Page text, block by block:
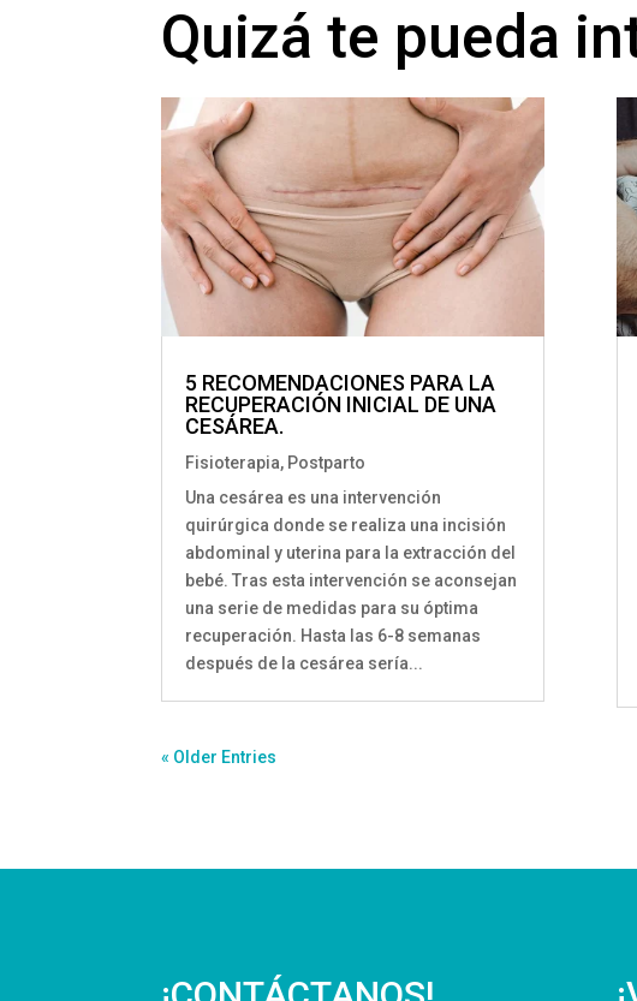
Quizá te pueda
5 RECOMENDACIONES PARA LA
RECUPERACIÓN INICIAL DE UNA
CESÁREA.
Fisioterapia, Postparto
Una cesárea es una intervención
quirúrgica donde se realiza una incisión
abdominal y uterina para la extracción del
bebé. Tras esta intervención se aconsejan
una serie de medidas para su óptima
recuperación. Hasta las 6-8 semanas
después de la cesárea sería...
« Older Entries